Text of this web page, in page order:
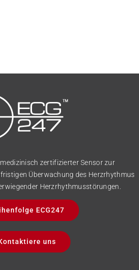
medizinisch zertifizierter Sensor zur
Überwachung des Herzrhythmus
Herzrhythmusstörungen.
ECG247
uns